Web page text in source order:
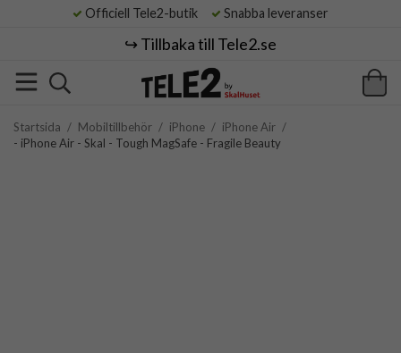
Officiell Tele2-butik Snabba leveranser
↪️ Tillbaka till Tele2.se
Startsida / Mobiltillbehör / iPhone / iPhone Air /
- iPhone Air - Skal - Tough MagSafe - Fragile Beauty